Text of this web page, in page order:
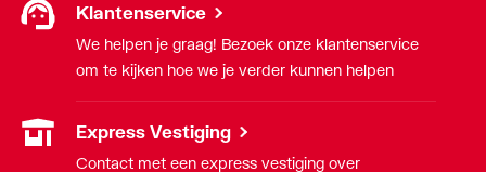
Klantenservice
We helpen je graag! Bezoek onze klantenservice
om te kijken hoe we je verder kunnen helpen
Express Vestiging
Contact met een express vestiging over